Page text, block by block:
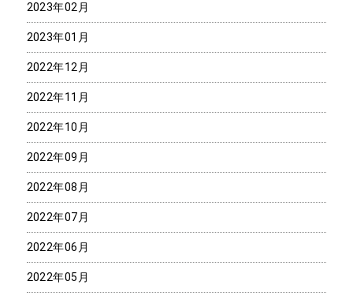
2023年02月
2023年01月
2022年12月
2022年11月
2022年10月
2022年09月
2022年08月
2022年07月
2022年06月
2022年05月